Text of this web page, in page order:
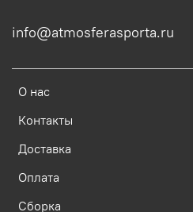
О нас
Контакты
Доставка
Оплата
Сборка
info@atmosferasporta.ru